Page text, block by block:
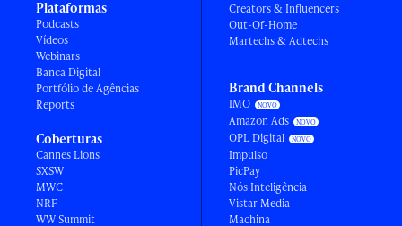
Plataformas
Podcasts
Vídeos
Webinars
Banca Digital
Portfólio de Agências
Reports
Coberturas
Cannes Lions
SXSW
MWC
NRF
WW Summit
Creators & Influencers
Out-Of-Home
Martechs & Adtechs
Brand Channels
IMO
Amazon Ads
OPL Digital
Impulso
PicPay
Nós Inteligência
Vistar Media
Machina